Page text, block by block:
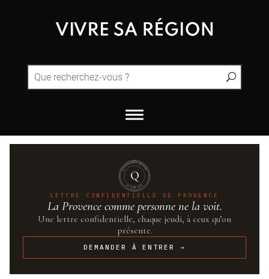
QUINTESSENCE·PROVENCE
UN·SUR·CENT
Q
LETTRE CONFIDENTIELLE DE PROVENCE
La Provence comme personne ne la voit.
Une lettre confidentielle, chaque jeudi, à ceux qu’on
présente.
DEMANDER À ENTRER →